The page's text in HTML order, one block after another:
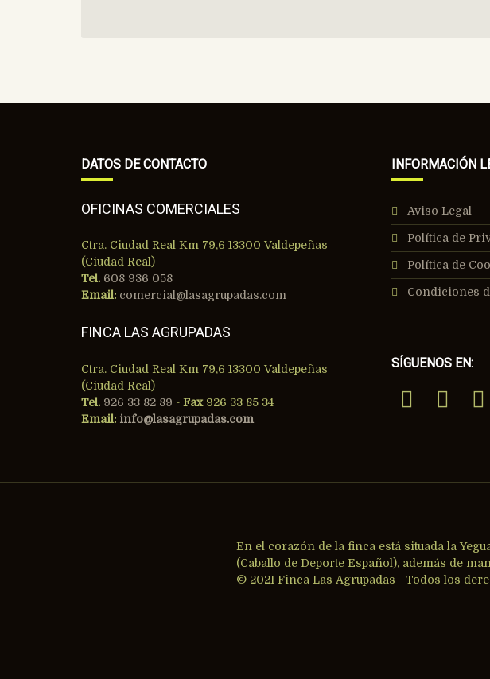
DATOS DE CONTACTO
OFICINAS COMERCIALES
Ctra. Ciudad Real Km 79,6 13300 Valdepeñas
(Ciudad Real)
Tel. 608 936 058
Email: comercial@lasagrupadas.com
FINCA LAS AGRUPADAS
Ctra. Ciudad Real Km 79,6 13300 Valdepeñas
(Ciudad Real)
Tel. 926 33 82 89 - Fax 926 33 85 34
Email: info@lasagrupadas.com
INFORMACIÓN
Aviso Legal
Política de
Política de
Condiciones
SÍGUENOS EN:
En el corazón de la finca está situada la
(Caballo de Deporte Español), además de
© 2021 Finca Las Agrupadas - Todos los